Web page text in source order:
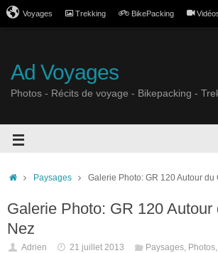
Voyages Trekking BikePacking
Ad Voyages
Photos - Récits de voyage - Bikepacking -
Paysages Galerie Photo: GR 120 Autour du
Galerie Photo: GR 120 Autour
Nez
Adrien 21 juillet 2013 Paysages, Photos,